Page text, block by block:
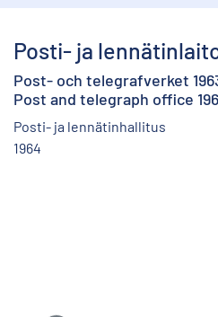
Posti- ja
Post- och telegrafverket
Post and telegraph office
Posti- ja lennätinhallitus
1964